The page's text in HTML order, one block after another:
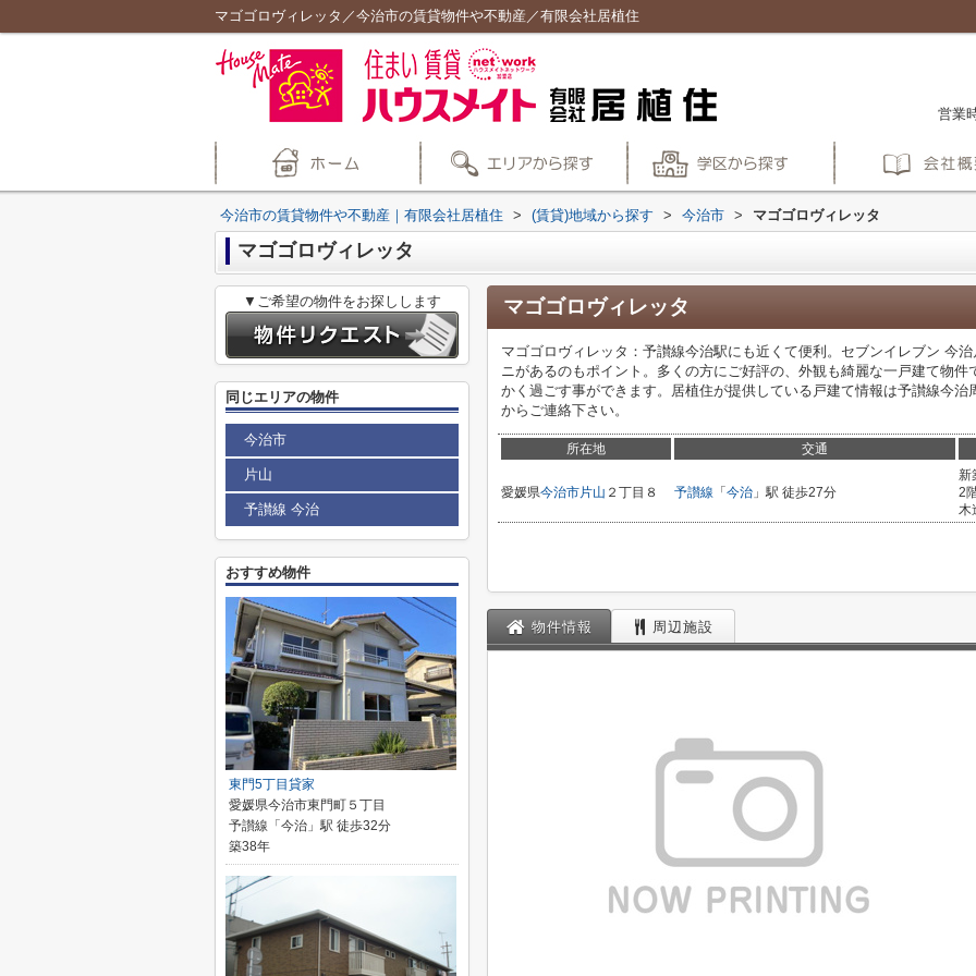
マゴゴロヴィレッタ／今治市の賃貸物件や不動産／有限会社居植住
営業
今治市の賃貸物件や不動産｜有限会社居植住 > (賃貸)地域から探す > 今治市 > マゴゴロヴィレッタ
マゴゴロヴィレッタ
マゴゴロヴィレッタ
マゴゴロヴィレッタ：予讃線今治駅にも近くて便利。セブンイレブン 今
ニがあるのもポイント。多くの方にご好評の、外観も綺麗な一戸建て物
かく過ごす事ができます。居植住が提供している戸建て情報は予讃線今治
からご連絡下さい。
所在地 交通
愛媛県今治市片山 ２丁目８ 予讃線 「 今治 」駅 徒歩27分
新
2
木
物件情報 周辺施設
▼ご希望の物件をお探しします
同じエリアの物件
今治市
片山
予讃線 今治
おすすめ物件
東門5丁目貸家
愛媛県今治市東門町５丁目
予讃線「今治」駅 徒歩32分
築38年